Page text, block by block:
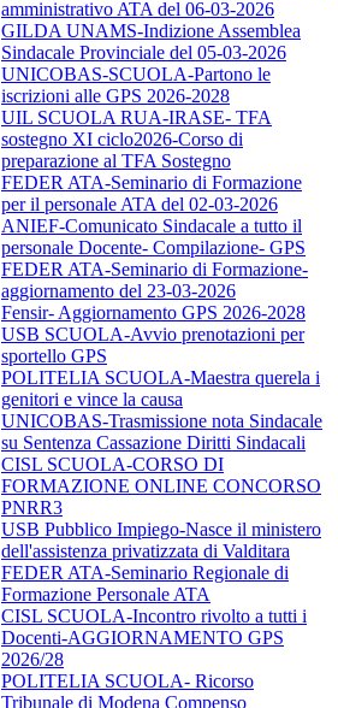
amministrativo ATA del 06-03-2026
GILDA UNAMS-Indizione Assemblea
Sindacale Provinciale del 05-03-2026
UNICOBAS-SCUOLA-Partono le
iscrizioni alle GPS 2026-2028
UIL SCUOLA RUA-IRASE- TFA
sostegno XI ciclo2026-Corso di
preparazione al TFA Sostegno
FEDER ATA-Seminario di Formazione
per il personale ATA del 02-03-2026
ANIEF-Comunicato Sindacale a tutto il
personale Docente- Compilazione- GPS
FEDER ATA-Seminario di Formazione-
aggiornamento del 23-03-2026
Fensir- Aggiornamento GPS 2026-2028
USB SCUOLA-Avvio prenotazioni per
sportello GPS
POLITELIA SCUOLA-Maestra querela i
genitori e vince la causa
UNICOBAS-Trasmissione nota Sindacale
su Sentenza Cassazione Diritti Sindacali
CISL SCUOLA-CORSO DI
FORMAZIONE ONLINE CONCORSO
PNRR3
USB Pubblico Impiego-Nasce il ministero
dell'assistenza privatizzata di Valditara
FEDER ATA-Seminario Regionale di
Formazione Personale ATA
CISL SCUOLA-Incontro rivolto a tutti i
Docenti-AGGIORNAMENTO GPS
2026/28
POLITELIA SCUOLA- Ricorso
Tribunale di Modena Compenso